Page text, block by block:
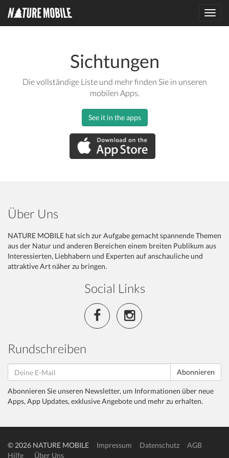
Sichtungen
Die vollständige Liste und mehr finden Sie in unseren
mobilen Apps.
See it in the apps
Über Uns
NATURE MOBILE hat sich zur Aufgabe gemacht spannende Themen
aus der Natur und anderen Bereichen einem breiten Publikum aus
Interessierten, Liebhabern und Experten auf anschauliche und
attraktive Art näher zu bringen.
Social Links
Rundschreiben
Abonnieren
Abonnieren Sie unseren Newsletter, um Informationen über neue
Apps, App Updates, exklusive Angebote und mehr zu erhalten.
© 2026 NATURE MOBILE Impressum Datenschutz
AGB
Hilfe
Über Uns